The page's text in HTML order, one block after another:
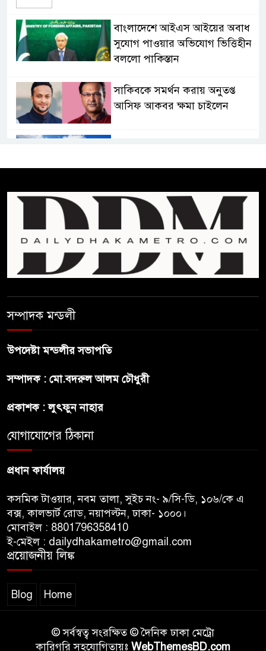
বাংলাদেশে আইএস আইয়ের অবাধ
সুযোগ পাওয়ার অভিযোগ ভিত্তিহীন
বললো পাকিস্তান
সাকিবকে সমর্থন করায় অনুতপ্ত
আসিফ আকবর ক্ষমা চাইলেন
প্রথম শ্রেণি ছাড়া অন্য সব শ্রেণিতে
হবে ভর্তি পরীক্ষা: শিক্ষা মন্ত্রণালয়
জনগনের অধিকার আদায়ে এসেছিঃ
জামাতের আমির
বন্ধুত্ব : ব্রেট লি
সম্পাদক মন্ডলী
উপদেষ্টা মন্ডলীর সভাপতি
সম্পাদক : মো.বদরুল আলম চৌধুরী
প্রকাশক : লুৎফুন নাহার
যোগাযোগের ঠিকানা
প্রধান কার্যালয়
কসমিক টাওয়ার, নবম তালা, সুইচ নং- ৯/সি-ডি, ১০৬/কে এ
বক্স, কালভার্ট রোড, নয়াপল্টন, ঢাকা- ১০০০।
মোবাইল : 8801796358410
ই-মেইল : dailydhakametro@gmail.com
প্রয়োজনীয় লিঙ্ক
Blog Home
© সর্বস্বত্ব সংরক্ষিত © দৈনিক ঢাকা মেট্রো
কারিগরি সহযোগিতায়ঃ WebThemesBD.com